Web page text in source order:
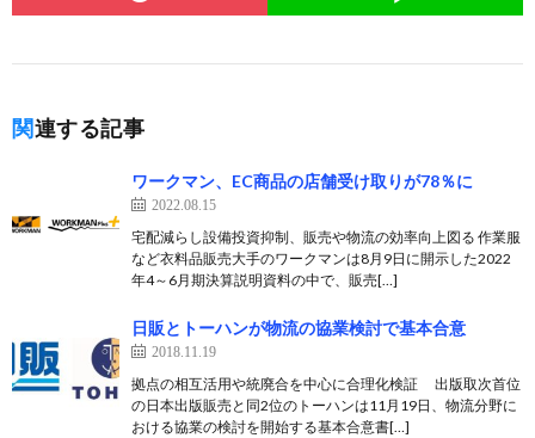
関連する記事
ワークマン、EC商品の店舗受け取りが78％に
2022.08.15
宅配減らし設備投資抑制、販売や物流の効率向上図る 作業服
など衣料品販売大手のワークマンは8月9日に開示した2022
年4～6月期決算説明資料の中で、販売[…]
日販とトーハンが物流の協業検討で基本合意
2018.11.19
拠点の相互活用や統廃合を中心に合理化検証 出版取次首位
の日本出版販売と同2位のトーハンは11月19日、物流分野に
おける協業の検討を開始する基本合意書[…]